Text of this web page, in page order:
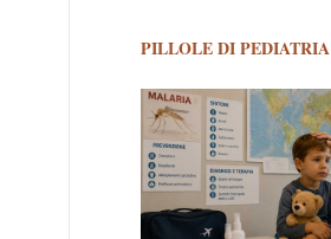
PILLOLE DI PEDIATRIA